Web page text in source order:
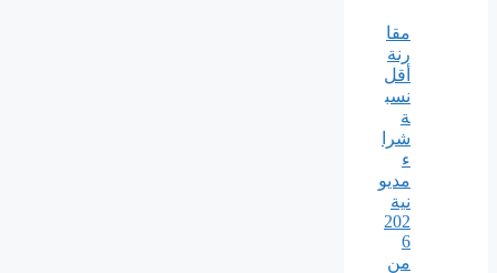
مقا
رنة
أقل
نسب
ة
شرا
ء
مديو
نية
202
6
من